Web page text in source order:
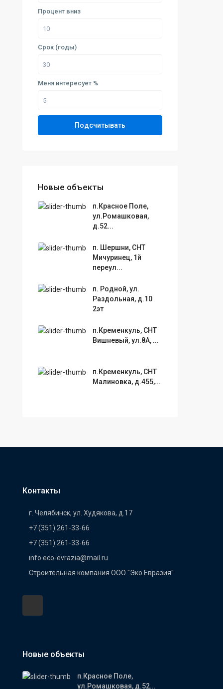
Процент вниз
Срок (годы)
Меня интересует %
Подсчитывать
Новые объекты
п.Красное Поле,
ул.Ромашковая,
д.52...
п. Шершни, СНТ
Мичуринец, 1й
переул...
п. Родной, ул.
Раздольная, д.10
2эт
п.Кременкуль, СНТ
Вишневый, ул.8А, ...
п.Кременкуль, СНТ
Малиновка, д.455,...
Контакты
г. Челябинск, ул. Худякова, д.17
+7 (351) 261-33-66
+7 (351) 261-33-66
info.eco-evrazia@mail.ru
Строительная компания ООО "Эко Евразия"
Новые объекты
п.Красное Поле,
ул.Ромашковая, д.52...